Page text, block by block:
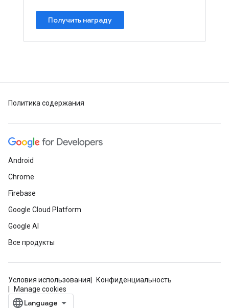
Получить награду
Политика содержания
Android
Chrome
Firebase
Google Cloud Platform
Google AI
Все продукты
Условия использования
Конфиденциальность
Manage cookies